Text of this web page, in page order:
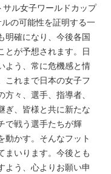
ル女子ワールドカップ
の可能性を証明する一
明確になり、今後各国
とが予想されます。日
よう、常に危機感と情
これまで日本の女子フ
々、選手、指導者、
ぎ、皆様と共に新たな
で戦う選手たちが輝
動かす。そんなフット
まいります。今後とも
よう、心よりお願い申